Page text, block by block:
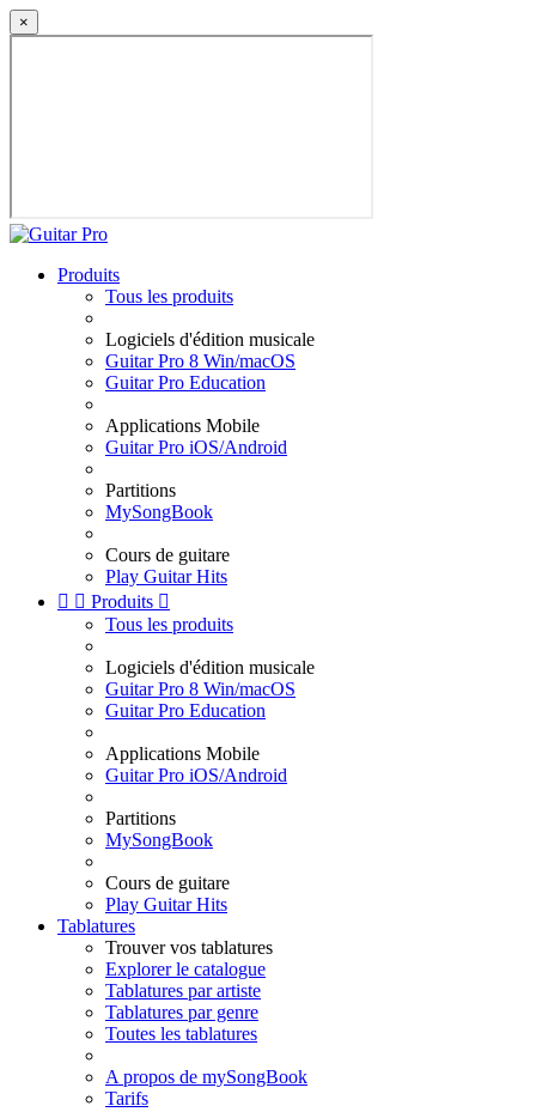
×
Produits
Tous les produits
Logiciels d'édition musicale
Guitar Pro 8 Win/macOS
Guitar Pro Education
Applications Mobile
Guitar Pro iOS/Android
Partitions
MySongBook
Cours de guitare
Play Guitar Hits
  Produits 
Tous les produits
Logiciels d'édition musicale
Guitar Pro 8 Win/macOS
Guitar Pro Education
Applications Mobile
Guitar Pro iOS/Android
Partitions
MySongBook
Cours de guitare
Play Guitar Hits
Tablatures
Trouver vos tablatures
Explorer le catalogue
Tablatures par artiste
Tablatures par genre
Toutes les tablatures
A propos de mySongBook
Tarifs